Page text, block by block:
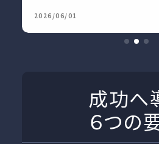
2026/06/01
成功へ
６つの